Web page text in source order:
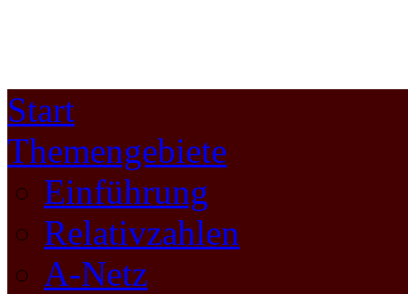
Start
Themengebiete
Einführung
Relativzahlen
A-Netz